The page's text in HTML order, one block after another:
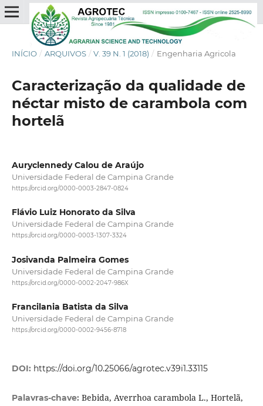
INÍCIO / ARQUIVOS / V. 39 N. 1 (2018) / Engenharia Agricola
Caracterização da qualidade de
néctar misto de carambola com
hortelã
Auryclennedy Calou de Araújo
Universidade Federal de Campina Grande
https://orcid.org/0000-0003-2847-0824
Flávio Luiz Honorato da Silva
Universidade Federal de Campina Grande
https://orcid.org/0000-0003-1307-3324
Josivanda Palmeira Gomes
Universidade Federal de Campina Grande
https://orcid.org/0000-0002-2047-986X
Francilania Batista da Silva
Universidade Federal de Campina Grande
https://orcid.org/0000-0002-9456-8718
DOI: https://doi.org/10.25066/agrotec.v39i1.33115
Palavras-chave: Bebida, Averrhoa carambola L., Hortelã,